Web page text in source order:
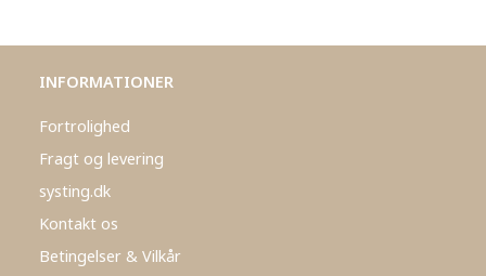
INFORMATIONER
Fortrolighed
Fragt og levering
systing.dk
Kontakt os
Betingelser & Vilkår